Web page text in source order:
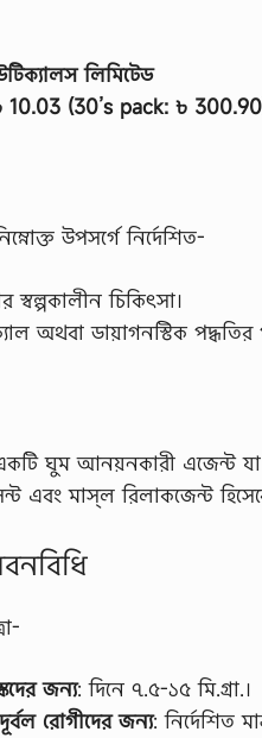
লিমিটেড
10.03 (30’s pack: ৳
উপসর্গে নির্দেশিত-
স্বল্পকালীন চিকিৎসা।
অথবা ডায়াগন‌স্টিক পদ্ধতির
ঘুম আনয়নকারী এজেন্ট
এবং মাস্‌ল রিলাকজেন্ট
জন্য: দিনে ৭.৫-১৫ মি.গ্রা.।
রোগীদের জন্য: নির্দেশিত